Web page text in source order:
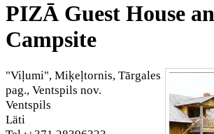
PIZĀ Guest House
Campsite
"Viļumi", Miķeļtornis, Tārgales
pag., Ventspils nov.
Ventspils
Läti